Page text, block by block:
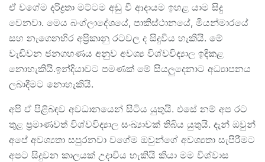
ඒ වගේම දරිද්‍රතා මට්ටම අඩු වී ආදායම ඉහළ යාම සිදු
වෙනවා. මෙය බංග්ලාදේශයේ, පාකිස්ථානයේ, මියන්මාරයේ
සහ නැගෙනහිර අප්‍රිකානු රටවල ද සිදුවිය හැකියි. මේ
වැඩිවන ජනගහණය අනුව අවශ්‍ය විශ්වවිද්‍යාල ඉදිකළ
නොහැකියි.ඉන්දියාවට පමණක් මේ සියලුදෙනාට අධ්‍යාපනය
ලබාදීමට නොහැකියි.
අපි ඒ පිළිබඳව අවධානයෙන් සිටිය යුතුයි. එසේ නම් අප රට
තුළ ප්‍රමාණවත් විශ්වවිද්‍යාල සංඛ්‍යාවක් තිබිය යුතුයි. දැන් ඔවුන්
අපේ අවශ්‍යතා සපුරනවා වගේම ඔවුන්ගේ අවශ්‍යතා සැපිරීමට
අපට සිදුවන කාලයක් උදාවිය හැකියි කියා මම විශ්වාස